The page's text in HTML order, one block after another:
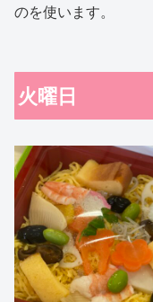
のを使います。
火曜日